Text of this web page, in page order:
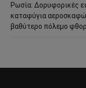
Ρωσία: Δορυφορικές
καταφύγια
βαθύτερο πόλεμο